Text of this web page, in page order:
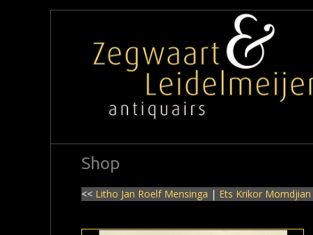
Shop
<< Litho Jan Roelf Mensinga | Ets Krikor Momdjian